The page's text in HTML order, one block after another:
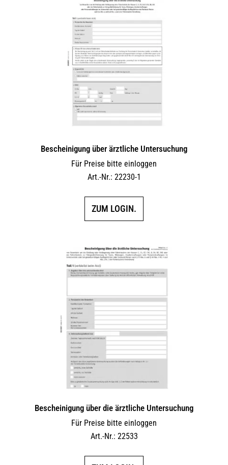
Bescheinigung über ärztliche Untersuchung
Für Preise bitte einloggen
Art.-Nr.: 22230-1
ZUM LOGIN.
Bescheinigung über die ärztliche Untersuchung
Für Preise bitte einloggen
Art.-Nr.: 22533